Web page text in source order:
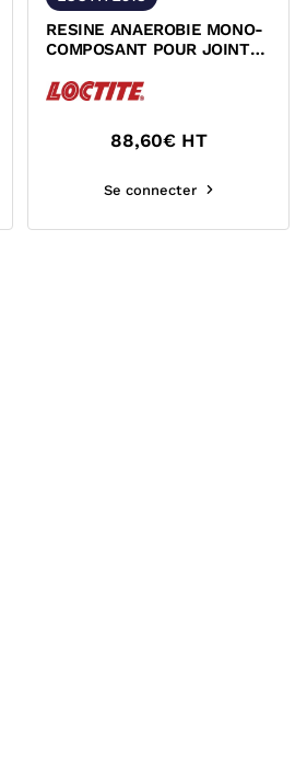
RESINE ANAEROBIE MONO-
COMPOSANT POUR JOINTS
MOYENNE...
88,60€ HT
Se connecter